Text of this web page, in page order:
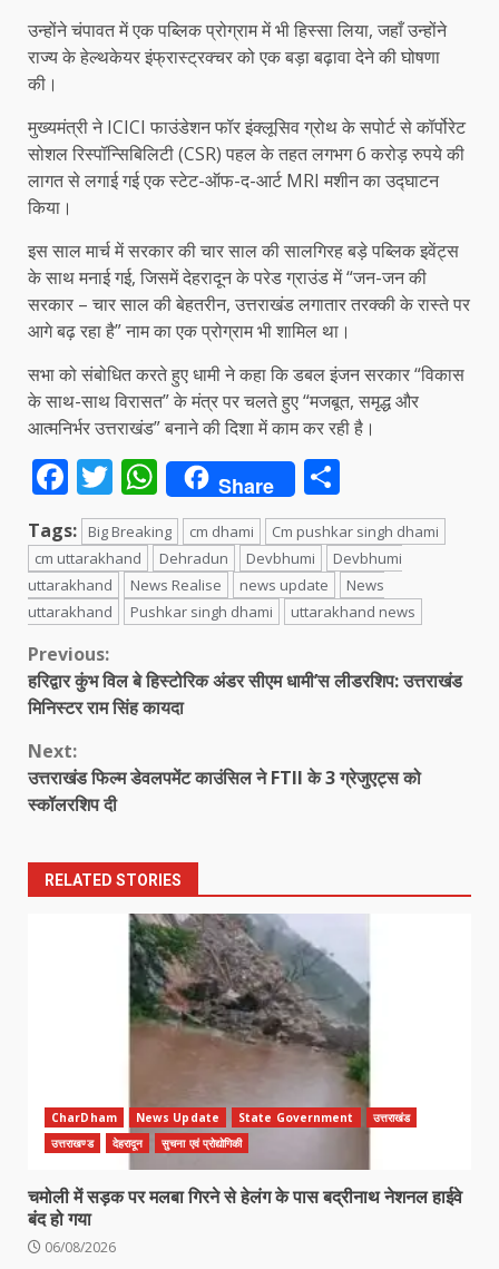
उन्होंने चंपावत में एक पब्लिक प्रोग्राम में भी हिस्सा लिया, जहाँ उन्होंने
राज्य के हेल्थकेयर इंफ्रास्ट्रक्चर को एक बड़ा बढ़ावा देने की घोषणा
की।
मुख्यमंत्री ने ICICI फाउंडेशन फॉर इंक्लूसिव ग्रोथ के सपोर्ट से कॉर्पोरेट
सोशल रिस्पॉन्सिबिलिटी (CSR) पहल के तहत लगभग 6 करोड़ रुपये की
लागत से लगाई गई एक स्टेट-ऑफ-द-आर्ट MRI मशीन का उद्घाटन
किया।
इस साल मार्च में सरकार की चार साल की सालगिरह बड़े पब्लिक इवेंट्स
के साथ मनाई गई, जिसमें देहरादून के परेड ग्राउंड में “जन-जन की
सरकार – चार साल की बेहतरीन, उत्तराखंड लगातार तरक्की के रास्ते पर
आगे बढ़ रहा है” नाम का एक प्रोग्राम भी शामिल था।
सभा को संबोधित करते हुए धामी ने कहा कि डबल इंजन सरकार “विकास
के साथ-साथ विरासत” के मंत्र पर चलते हुए “मजबूत, समृद्ध और
आत्मनिर्भर उत्तराखंड” बनाने की दिशा में काम कर रही है।
Facebook
Twitter
WhatsApp
Share
Tags: Big Breaking cm dhami
Cm pushkar singh dhami
cm uttarakhand
Dehradun Devbhumi
Devbhumi
uttarakhand
News Realise news update
News
uttarakhand
Pushkar singh dhami uttarakhand news
Continue
Reading
Previous:
हरिद्वार कुंभ विल बे हिस्टोरिक अंडर सीएम धामी’स लीडरशिप: उत्तराखंड
मिनिस्टर राम सिंह कायदा
Next:
उत्तराखंड फिल्म डेवलपमेंट काउंसिल ने FTII के 3 ग्रेजुएट्स को
स्कॉलरशिप दी
RELATED STORIES
CharDham News Update State Government
उत्तराखंड
उत्तराखण्ड
देहरादून सुचना एवं प्रोद्योगिकी
चमोली में सड़क पर मलबा गिरने से हेलंग के पास बद्रीनाथ नेशनल हाईवे
बंद हो गया
06/08/2026